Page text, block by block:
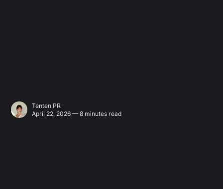
Tenten PR
April 22, 2026 — 8 minutes read